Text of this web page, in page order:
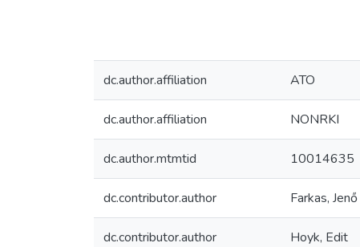
dc.author.affiliation ATO
dc.author.affiliation NONRKI
dc.author.mtmtid 10014635
dc.contributor.author Farkas,
dc.contributor.author Hoyk, Edit